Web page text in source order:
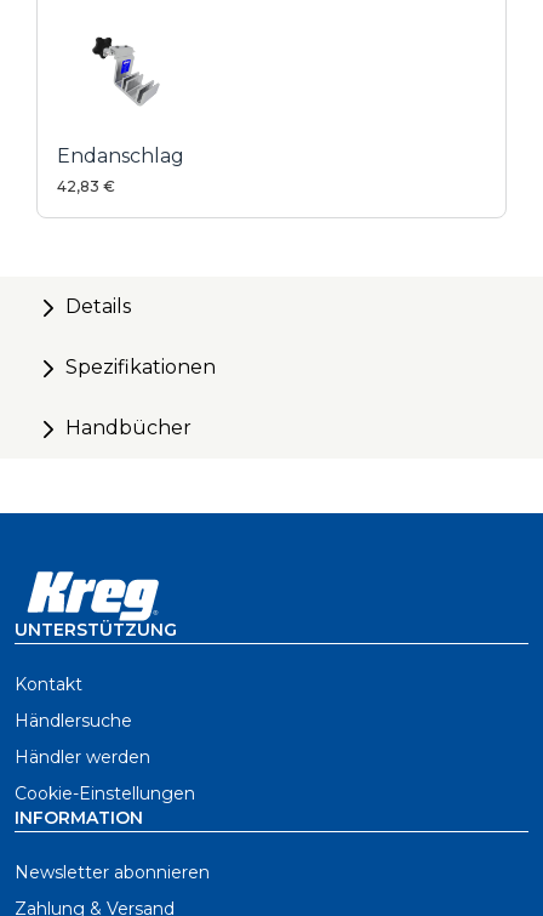
Endanschlag
42,83 €
Details
Spezifikationen
Handbücher
UNTERSTÜTZUNG
Kontakt
Händlersuche
Händler werden
Cookie-Einstellungen
INFORMATION
Newsletter abonnieren
Zahlung & Versand